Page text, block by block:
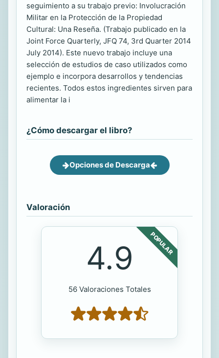
seguimiento a su trabajo previo: Involucración
Militar en la Protección de la Propiedad
Cultural: Una Reseña. (Trabajo publicado en la
Joint Force Quarterly, JFQ 74, 3rd Quarter 2014
July 2014). Este nuevo trabajo incluye una
selección de estudios de caso utilizados como
ejemplo e incorpora desarrollos y tendencias
recientes. Todos estos ingredientes sirven para
alimentar la i
¿Cómo descargar el libro?
Opciones de Descarga
Valoración
POPULAR
4.9
56 Valoraciones Totales